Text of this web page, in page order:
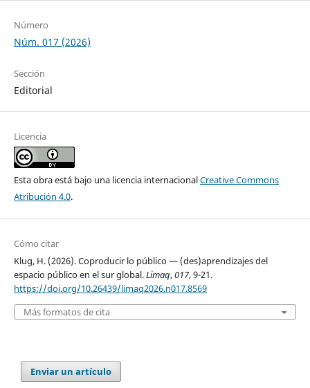
Número
Núm. 017 (2026)
Sección
Editorial
Licencia
Esta obra está bajo una licencia internacionalCreative Commons
Atribución 4.0.
Cómo citar
Klug, H. (2026). Coproducir lo público — (des)aprendizajes del
espacio público en el sur global.Limaq,017, 9-21.
https://doi.org/10.26439/limaq2026.n017.8569
Más formatos de cita
Enviar un artículo